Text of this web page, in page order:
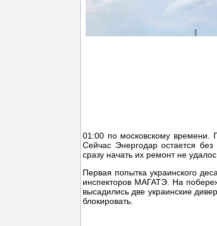
01:00 по московскому времени.
Сейчас Энергодар остается
сразу начать их ремонт не
Первая попытка украинского
инспекторов МАГАТЭ. На
высадились две украинские
блокировать.